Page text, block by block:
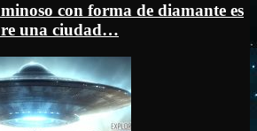
con forma de diamante es
una ciudad…